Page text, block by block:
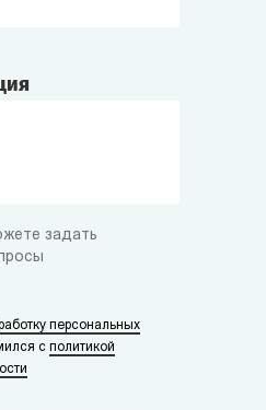
задать
персональных
с политикой